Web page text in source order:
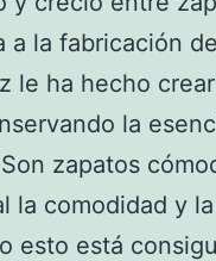
a la fabricación
le ha hecho
la
zapatos
la comodidad y
esto está